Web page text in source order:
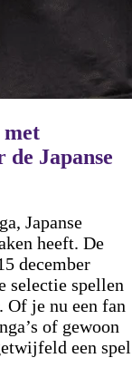
met
Japanse
Japanse
heeft. De
december
selectie spellen
Of je nu een fan
of gewoon
een spel